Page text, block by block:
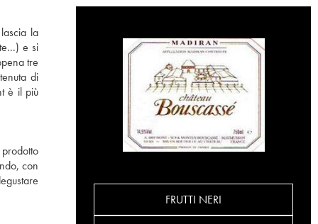
la
e si
tre
di
è il più
con
FRUTTI NERI